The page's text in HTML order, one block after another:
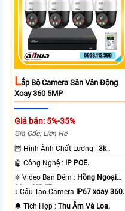
LẮp Bộ Camera Sân Vận Động
Xoay 360 5MP
Giá bán: 5%-35%
Giá Gốc: Liên Hệ
🦉 Hình Ành Chất Lượng :3k .
🤖️ Công Nghệ : IP POE.
❈ Video Ban Đêm : Hồng Ngoại
30m ONVIF.
↕️ Cấu Tạo Camera IP67 xoay 360.
️🔔 Tích Hợp :Thu Âm Và Loa.